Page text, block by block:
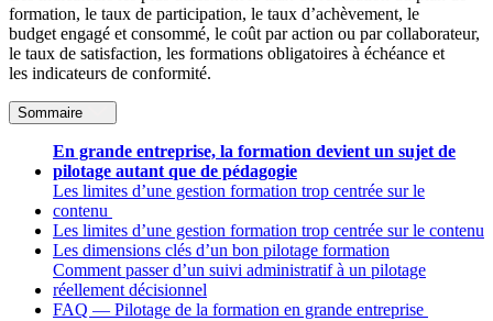
formation, le taux de participation, le taux d’achèvement, le
budget engagé et consommé, le coût par action ou par collaborateur,
le taux de satisfaction, les formations obligatoires à échéance et
les indicateurs de conformité.
Sommaire
En grande entreprise, la formation devient un sujet de
pilotage autant que de pédagogie
Les limites d’une gestion formation trop centrée sur le
contenu
Les limites d’une gestion formation trop centrée sur le contenu
Les dimensions clés d’un bon pilotage formation
Comment passer d’un suivi administratif à un pilotage
réellement décisionnel
FAQ — Pilotage de la formation en grande entreprise